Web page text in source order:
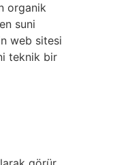
organik
suni
web sitesi
teknik bir